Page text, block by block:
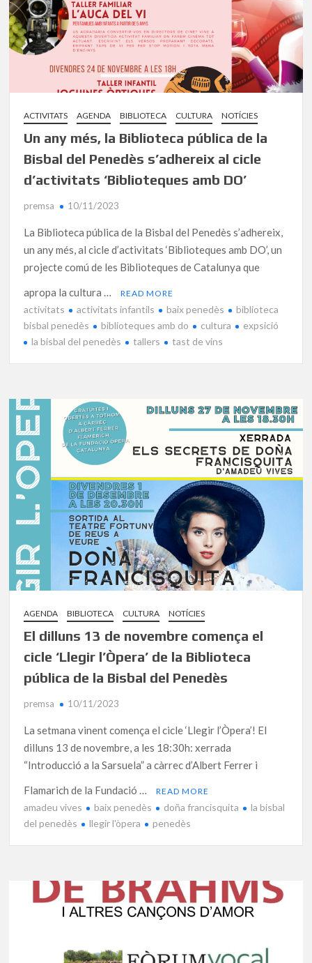
ACTIVITATS AGENDA BIBLIOTECA CULTURA NOTÍCIES
Un any més, la Biblioteca pública de la
Bisbal del Penedès s’adhereix al cicle
d’activitats ‘Biblioteques amb DO’
premsa 10/11/2023
La Biblioteca pública de la Bisbal del Penedès s’adhereix,
un any més, al cicle d’activitats ‘Biblioteques amb DO’, un
projecte comú de les Biblioteques de Catalunya que
apropa la cultura …
READ MORE
activitats activitats infantils baix penedès
biblioteca
bisbal penedès
biblioteques amb do cultura
expsició
la bisbal del penedès
tallers tast de vins
AGENDA BIBLIOTECA CULTURA NOTÍCIES
El dilluns 13 de novembre comença el
cicle ‘Llegir l’Òpera’ de la Biblioteca
pública de la Bisbal del Penedès
premsa 10/11/2023
La setmana vinent comença el cicle ‘Llegir l’Òpera’! El
dilluns 13 de novembre, a les 18:30h: xerrada
“Introducció a la Sarsuela” a càrrec d’Albert Ferrer i
Flamarich de la Fundació …
READ MORE
amadeu vives baix penedès doña francisquita
la bisbal
del penedès
llegir l'òpera penedès